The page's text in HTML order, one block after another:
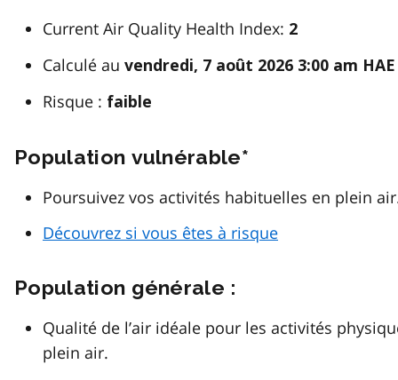
Current Air Quality Health Index: 2
Calculé au vendredi, 7 août 2026 3:00 am HAE
Risque : faible
Population vulnérable*
Poursuivez vos activités habituelles en plein
Découvrez si vous êtes à risque
Population générale :
Qualité de l’air idéale pour les activités
plein air.